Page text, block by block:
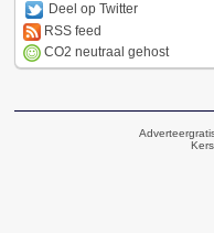
Deel op Twitter
RSS feed
CO2 neutraal gehost